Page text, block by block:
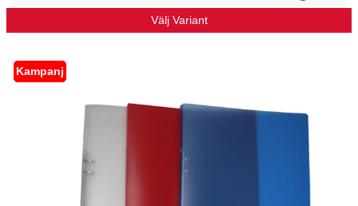
Välj Variant
Kampanj